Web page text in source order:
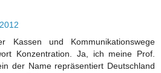
Kassen und Kommunikationswege
Konzentration. Ja, ich meine Prof.
der Name repräsentiert Deutschland